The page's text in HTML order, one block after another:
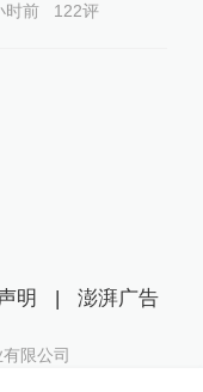
时前 122评
明 | 澎湃广告
限公司
14003370号